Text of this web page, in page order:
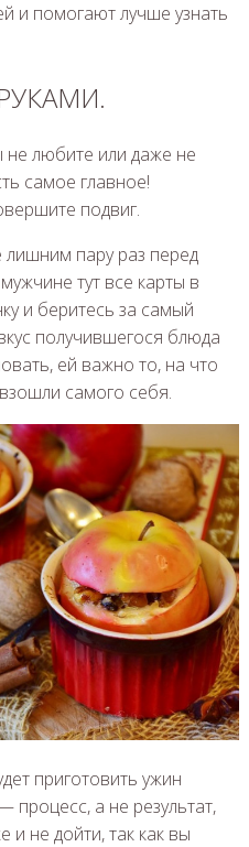
и помогают лучше узнать
любите или даже не
самое главное!
подвиг.
лишним пару раз перед
тут все карты в
и беритесь за самый
получившегося блюда
ей важно то, на что
самого себя.
приготовить ужин
процесс, а не результат,
и не дойти, так как вы